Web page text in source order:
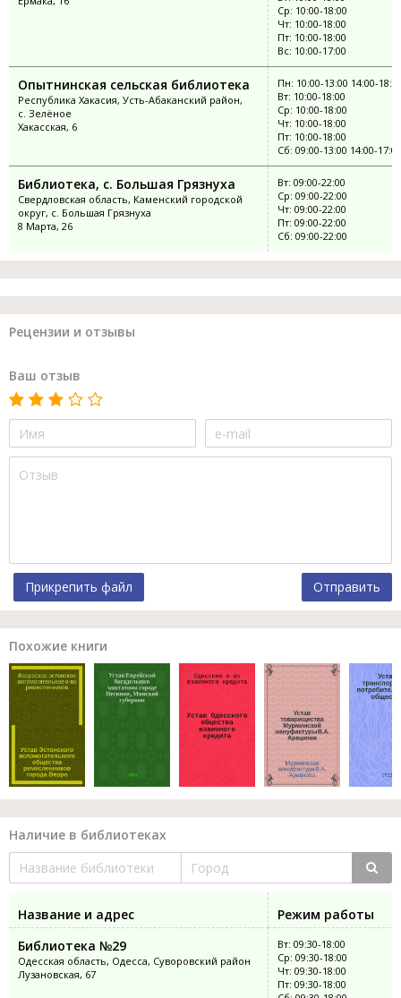
Ср: 10:00-18:00
Чт: 10:00-18:00
Пт: 10:00-18:00
Вс: 10:00-17:00
Опытнинская сельская библиотека
Республика Хакасия, Усть-Абаканский район,
с. Зелёное
Хакасская, 6
Пн: 10:00-13:00 14:00-
Вт: 10:00-18:00
Ср: 10:00-18:00
Чт: 10:00-18:00
Пт: 10:00-18:00
Сб: 09:00-13:00 14:00-17:00
Библиотека, с. Большая Грязнуха
Свердловская область, Каменский городской
округ, с. Большая Грязнуха
8 Марта, 26
Вт: 09:00-22:00
Ср: 09:00-22:00
Чт: 09:00-22:00
Пт: 09:00-22:00
Сб: 09:00-22:00
Рецензии и отзывы
Ваш отзыв
Прикрепить файл Отправить
Похожие книги
Наличие в библиотеках
Название и адрес
Режим работы
Библиотека №29
Одесская область, Одесса, Суворовский район
Лузановская, 67
Вт: 09:30-18:00
Ср: 09:30-18:00
Чт: 09:30-18:00
Пт: 09:30-18:00